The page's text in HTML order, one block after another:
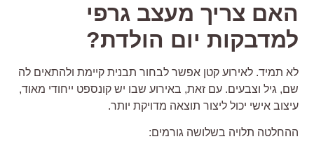
האם צריך מעצב גרפי
למדבקות יום הולדת?
לא תמיד. לאירוע קטן אפשר לבחור תבנית קיימת ולהתאים לה
שם, גיל וצבעים. עם זאת, באירוע שבו יש קונספט ייחודי מאוד,
עיצוב אישי יכול ליצור תוצאה מדויקת יותר.
ההחלטה תלויה בשלושה גורמים: